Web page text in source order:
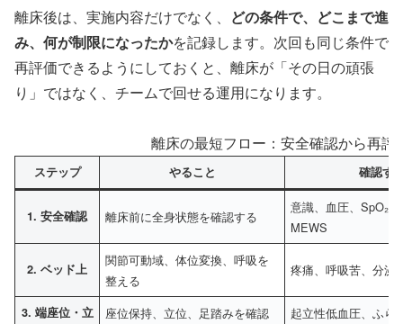
離床後は、実施内容だけでなく、 どの条件で、どこまで進
み、何が制限になったかを記録します。次回も同じ条件で
再評価できるようにしておくと、離床が「その日の頑張
り」ではなく、チームで回せる運用になります。
離床の最短フロー：安全確認から再評
ステップ やること 確認す
1. 安全確認 離床前に全身状態を確認する
意識、血圧、SpO₂
MEWS
2. ベッド上
関節可動域、体位変換、呼吸を
整える
疼痛、呼吸苦、分泌
3. 端座位・立
座位保持、立位、足踏みを確認
起立性低血圧、ふら